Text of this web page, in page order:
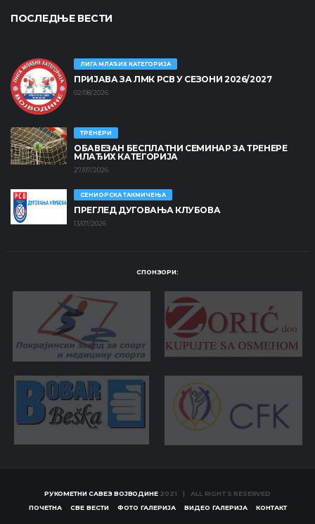
ПОСЛЕДЊЕ ВЕСТИ
ЛИГА МЛАЂИХ КАТЕГОРИЈА
ПРИЈАВА ЗА ЛМК РСВ У СЕЗОНИ 2026/2027
02/08/2026
ТРЕНЕРИ
ОБАВЕЗАН БЕСПЛАТНИ СЕМИНАР ЗА ТРЕНЕРЕ
МЛАЂИХ КАТЕГОРИЈА
27/07/2026
СЕНИОРСКА ТАКМИЧЕЊА
ПРЕГЛЕД ДУГОВАЊА КЛУБОВА
13/07/2026
СПОНЗОРИ:
РУКОМЕТНИ САВЕЗ ВОЈВОДИНЕ2021 | ALL RIGHTS RESERVED
ПОЧЕТНА
СВЕ ВЕСТИ ФОТО ГАЛЕРИЈА ВИДЕО ГАЛЕРИЈА КОНТАКТ